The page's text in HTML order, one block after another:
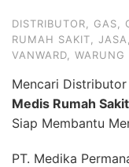
DISTRIBUTOR GAS
RUMAH SAKIT
JASA
VANWARD
WARUNG
Mencari Distributor
Medis Rumah
Siap Membantu
PT. Medika